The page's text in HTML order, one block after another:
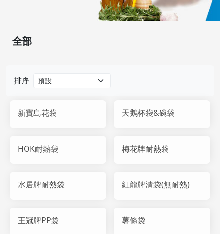
排序
新寶島花袋 天鵝杯袋&碗袋
HOK耐熱袋 梅花牌耐熱袋
水居牌耐熱袋 紅龍牌清袋(無耐熱)
王冠牌PP袋 薯條袋
全部